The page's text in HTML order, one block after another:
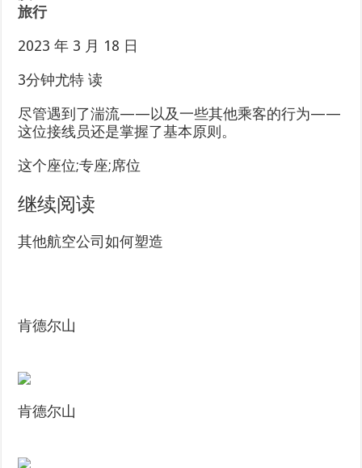
旅行
2023 年 3 月 18 日
3分钟尤特 读
尽管遇到了湍流——以及一些其他乘客的行为——
这位接线员还是掌握了基本原则。
这个座位;专座;席位
继续阅读
其他航空公司如何塑造
肯德尔山
肯德尔山